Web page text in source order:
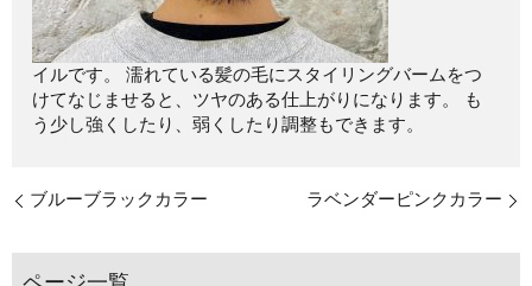
イルです。 濡れている髪の毛にスタイリングバームをつ
けてなじませると、ツヤのある仕上がりになります。 も
う少し強くしたり、弱くしたり調整もできます。
ブルーブラックカラー ラベンダーピンクカラー